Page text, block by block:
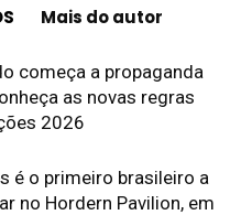
Mais do autor
começa a propaganda
as novas regras
2026
é o primeiro brasileiro a
no Hordern Pavilion, em